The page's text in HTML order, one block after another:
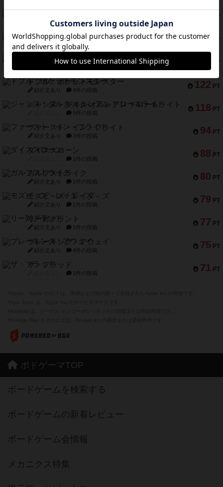
PT
紹介文あり 1件の投稿
152 PT
クルティボ
紹介文なし 1件の投稿
PT
ブラヴェスト
122 PT
ドブル：ポケットモンスター
紹介文あり 4件の投稿
118 PT
ジャンヌ・ダルク-オルレアン ドロー＆ライト
5件の投稿
94 PT
ファースト・イン・フライト
紹介文あり 3件の投稿
88 PT
ダイススローン
1件の投稿
80 PT
ガルフストライク
紹介文あり 1件の投稿
79 PT
モズビ－ズ・レイダ－ズ
紹介文あり 1件の投稿
77 PT
リー対グラント
紹介文あり 1件の投稿
75 PT
ブレーキング・アウェイ
紹介文あり 4件の投稿
71 PT
ザ・フラッド
1件の投稿
ボドゲーマTOP
ボードゲームを検索する
ボードゲームの新着レビュー
ボードゲーム会情報
メカニクス特集